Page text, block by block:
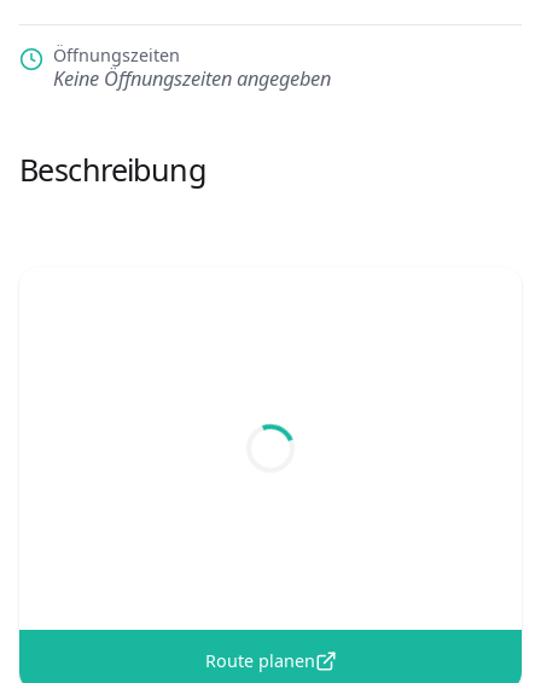
Öffnungszeiten
Keine Öffnungszeiten angegeben
Beschreibung
Route planen